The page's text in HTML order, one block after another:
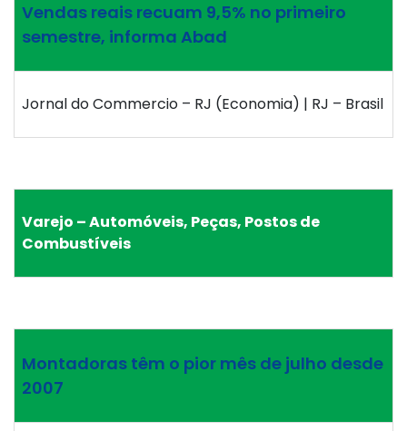
Vendas reais recuam 9,5% no primeiro
semestre, informa Abad
Jornal do Commercio – RJ (Economia) | RJ – Brasil
Varejo – Automóveis, Peças, Postos de
Combustíveis
Montadoras têm o pior mês de julho desde
2007